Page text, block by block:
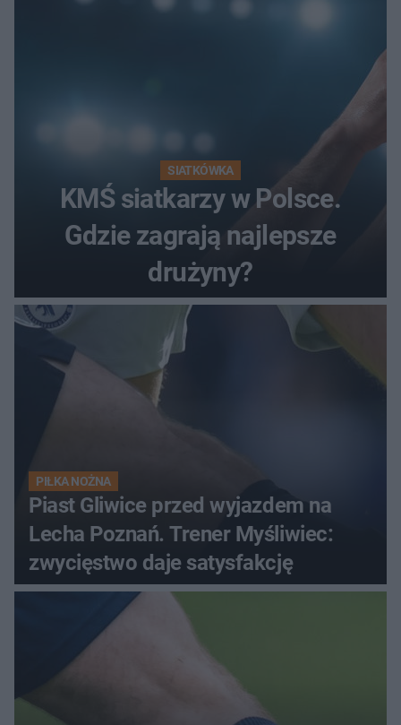
SIATKÓWKA
KMŚ siatkarzy w Polsce.
Gdzie zagrają najlepsze
drużyny?
PIŁKA NOŻNA
Piast Gliwice przed wyjazdem na
Lecha Poznań. Trener Myśliwiec:
zwycięstwo daje satysfakcję